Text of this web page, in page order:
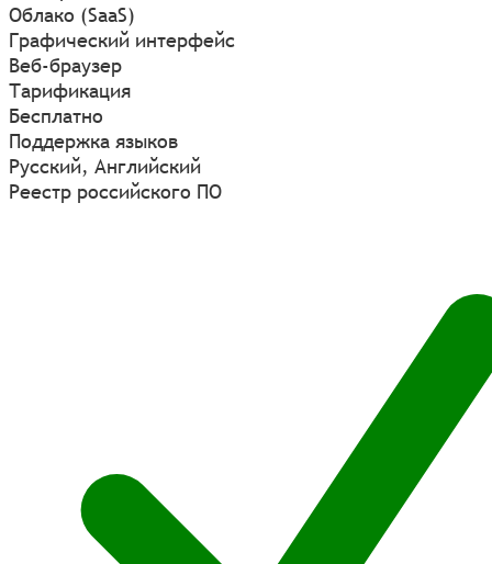
Облако (SaaS)
Графический интерфейс
Веб-браузер
Тарификация
Бесплатно
Поддержка языков
Русский, Английский
Реестр российского ПО